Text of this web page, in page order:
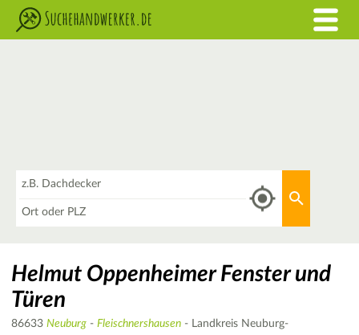
Helmut Oppenheimer Fenster und
Türen
86633 Neuburg - Fleischnershausen - Landkreis Neuburg-